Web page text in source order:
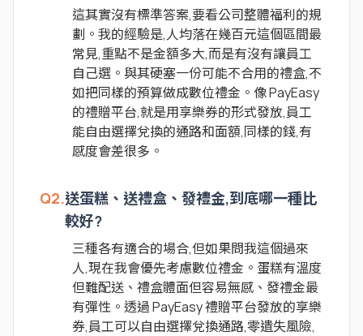
這其實沒有標準答案,要看公司整體福利的規
劃。我的經驗是,人均落在幾百元這個區間最
常見,重點不是金額多大,而是有沒有讓員工
自己選。與其硬塞一份可能不合用的禮盒,不
如把同樣的預算做成數位禮金。像 PayEasy
的禮贈平台,就是用享樂券的形式發放,員工
能自由選擇兌換的通路和面額,同樣的錢,有
感度會差很多。
Q2.送蛋糕、送禮盒、發禮金,到底哪一種比
較好?
三種各有適合的場合,但如果問我這個過來
人,現在我會優先考慮數位禮金。蛋糕有溫度
但難配送、禮盒體面但容易無感、發禮金最
有彈性。透過 PayEasy 禮贈平台發放的享樂
券,員工可以自由選擇兌換通路,零遺失風險,